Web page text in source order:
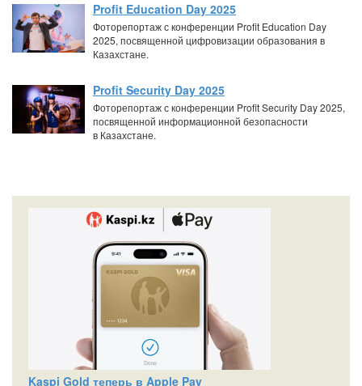
Profit Education Day 2025
Фоторепортаж с конференции Profit Education Day
2025, посвященной цифровизации образования в
Казахстане.
Profit Security Day 2025
Фоторепортаж с конференции Profit Security Day 2025,
посвященной информационной безопасности
в Казахстане.
Kaspi Gold теперь в Apple Pay